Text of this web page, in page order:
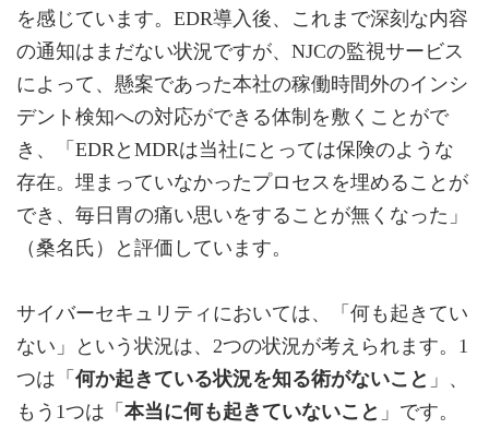
を感じています。EDR導入後、これまで深刻な内容
の通知はまだない状況ですが、NJCの監視サービス
によって、懸案であった本社の稼働時間外のインシ
デント検知への対応ができる体制を敷くことがで
き、「EDRとMDRは当社にとっては保険のような
存在。埋まっていなかったプロセスを埋めることが
でき、毎日胃の痛い思いをすることが無くなった」
（桑名氏）と評価しています。
サイバーセキュリティにおいては、「何も起きてい
ない」という状況は、2つの状況が考えられます。1
つは「 何か起きている状況を知る術がないこと 」、
もう1つは「 本当に何も起きていないこと 」です。